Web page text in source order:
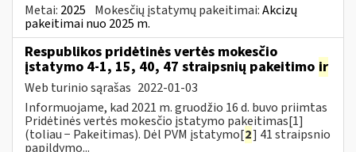
Metai: 2025 Mokesčių įstatymų pakeitimai:Akcizų
pakeitimai nuo 2025 m.
Respublikos pridėtinės vertės mokesčio
įstatymo 4-1, 15, 40, 47 straipsnių pakeitimo ir
Web turinio sąrašas 2022-01-03
Informuojame, kad 2021 m. gruodžio 16 d. buvo priimtas
Pridėtinės vertės mokesčio įstatymo pakeitimas[1]
(toliau − Pakeitimas). Dėl PVM įstatymo[2] 41 straipsnio
papildymo...